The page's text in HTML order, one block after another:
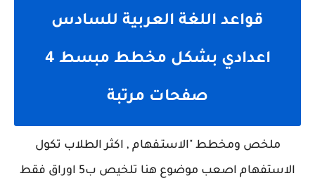
قواعد اللغة العربية للسادس
اعدادي بشكل مخطط مبسط 4
صفحات مرتبة
ملخص ومخطط "الاستـفهام , اكثر الطلاب تكول
الاستفهام اصعب موضوع هنا تلخيص ب5 اوراق فقط